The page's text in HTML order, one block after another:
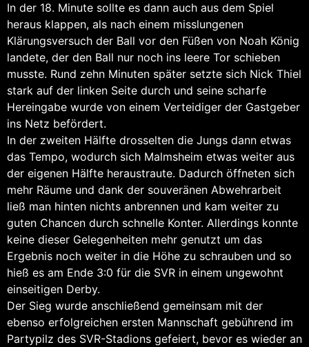
In der 18. Minute sollte es dann auch aus dem Spiel
heraus klappen, als nach einem misslungenen
Klärungsversuch der Ball vor den Füßen von Noah König
landete, der den Ball nur noch ins leere Tor schieben
musste. Rund zehn Minuten später setzte sich Nick Thiel
stark auf der linken Seite durch und seine scharfe
Hereingabe wurde von einem Verteidiger der Gastgeber
ins Netz befördert.
In der zweiten Hälfte drosselten die Jungs dann etwas
das Tempo, wodurch sich Malmsheim etwas weiter aus
der eigenen Hälfte heraustraute. Dadurch öffneten sich
mehr Räume und dank der souveränen Abwehrarbeit
ließ man hinten nichts anbrennen und kam weiter zu
guten Chancen durch schnelle Konter. Allerdings konnte
keine dieser Gelegenheiten mehr genutzt um das
Ergebnis noch weiter in die Höhe zu schrauben und so
hieß es am Ende 3:0 für die SVR in einem ungewohnt
einseitigen Derby.
Der Sieg wurde anschließend gemeinsam mit der
ebenso erfolgreichen ersten Mannschaft gebührend im
Partypilz des SVR-Stadions gefeiert, bevor es wieder an